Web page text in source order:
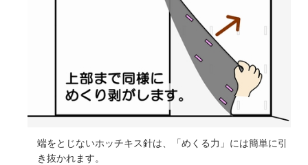
端をとじないホッチキス針は、「めくる力」には簡単に引
き抜かれます。